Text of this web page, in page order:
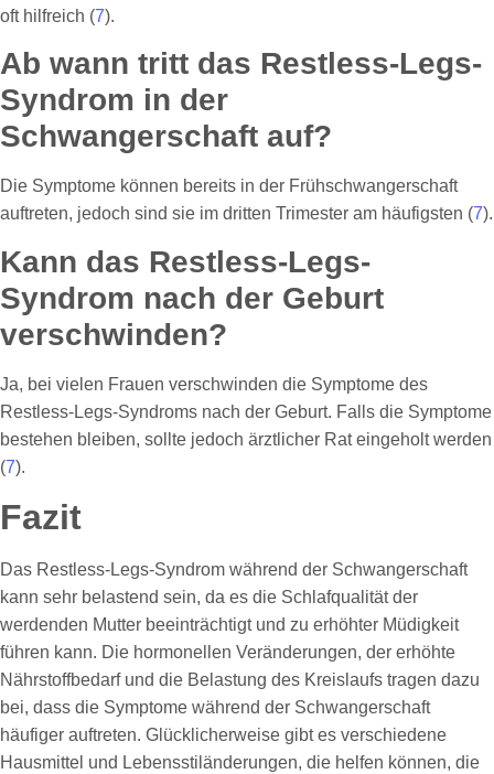
oft hilfreich (7).
Ab wann tritt das Restless-Legs-
Syndrom in der
Schwangerschaft auf?
Die Symptome können bereits in der Frühschwangerschaft
auftreten, jedoch sind sie im dritten Trimester am häufigsten (7).
Kann das Restless-Legs-
Syndrom nach der Geburt
verschwinden?
Ja, bei vielen Frauen verschwinden die Symptome des
Restless-Legs-Syndroms nach der Geburt. Falls die Symptome
bestehen bleiben, sollte jedoch ärztlicher Rat eingeholt werden
(7).
Fazit
Das Restless-Legs-Syndrom während der Schwangerschaft
kann sehr belastend sein, da es die Schlafqualität der
werdenden Mutter beeinträchtigt und zu erhöhter Müdigkeit
führen kann. Die hormonellen Veränderungen, der erhöhte
Nährstoffbedarf und die Belastung des Kreislaufs tragen dazu
bei, dass die Symptome während der Schwangerschaft
häufiger auftreten. Glücklicherweise gibt es verschiedene
Hausmittel und Lebensstiländerungen, die helfen können, die